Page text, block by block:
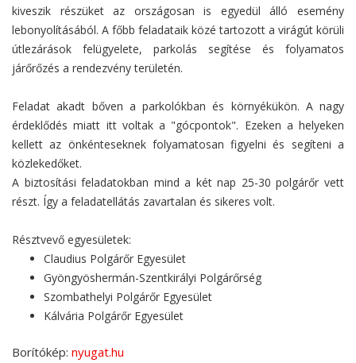
kiveszik részüket az országosan is egyedül álló esemény
lebonyolításából. A főbb feladataik közé tartozott a virágút körüli
útlezárások felügyelete, parkolás segítése és folyamatos
járőrőzés a rendezvény területén.
Feladat akadt bőven a parkolókban és környékükön. A nagy
érdeklődés miatt itt voltak a "gócpontok". Ezeken a helyeken
kellett az önkénteseknek folyamatosan figyelni és segíteni a
közlekedőket.
A biztosítási feladatokban mind a két nap 25-30 polgárőr vett
részt. Így a feladatellátás zavartalan és sikeres volt.
Résztvevő egyesületek:
Claudius Polgárőr Egyesület
Gyöngyöshermán-Szentkirályi Polgárőrség
Szombathelyi Polgárőr Egyesület
Kálvária Polgárőr Egyesület
Borítókép: nyugat.hu